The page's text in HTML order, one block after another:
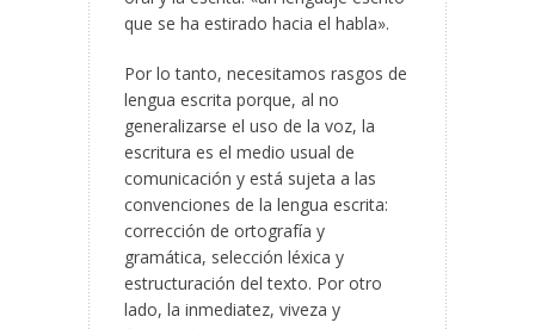
que se ha estirado hacia el habla».
Por lo tanto, necesitamos rasgos de
lengua escrita porque, al no
generalizarse el uso de la voz, la
escritura es el medio usual de
comunicación y está sujeta a las
convenciones de la lengua escrita:
corrección de ortografía y
gramática, selección léxica y
estructuración del texto. Por otro
lado, la inmediatez, viveza y